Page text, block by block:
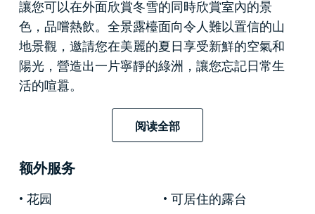
讓您可以在外面欣賞冬雪的同時欣賞室內的景
色，品嚐熱飲。全景露檯面向令人難以置信的山
地景觀，邀請您在美麗的夏日享受新鮮的空氣和
陽光，營造出一片寧靜的綠洲，讓您忘記日常生
活的喧囂。
多洛米蒂山脈的中心地帶，這是一
個具有紀念意義的山地系統群，保存了超過 2 億
年的歷史，自 2009 年起被
世界遺產。
其定義為「世界上最美麗的自然建築作品」。
阅读全部
额外服务
花园
可居住的露台